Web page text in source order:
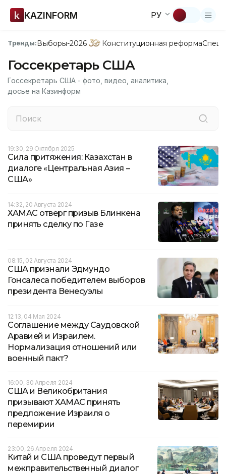
KAZINFORM РУ
Тренды:Выборы-2026 Конституционная реформа
Госсекретарь США
Госсекретарь США - фото, видео, аналитика,
досье на Казинформ
19:30, 29 Октября 2025
Сила притяжения: Казахстан в
диалоге «Центральная Азия –
США»
14:32, 20 Августа 2024
ХАМАС отверг призыв Блинкена
принять сделку по Газе
08:15, 02 Августа 2024
США признали Эдмундо
Гонсалеса победителем выборов
президента Венесуэлы
12:13, 04 Мая 2024
Соглашение между Саудовской
Аравией и Израилем.
Нормализация отношений или
военный пакт?
16:00, 30 Апреля 2024
США и Великобритания
призывают ХАМАС принять
предложение Израиля о
перемирии
23:00, 26 Апреля 2024
Китай и США проведут первый
межправительственный диалог